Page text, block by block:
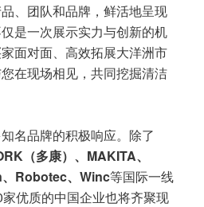
品、团队和品牌，鲜活地呈现
是一次展示实力与创新的机
面对面、高效拓展大洋洲市
在现场相见，共同挖掘清洁
名品牌的积极响应。除了
（多康）、MAKITA、
Robotec、Winc等国际一线
优质的中国企业也将齐聚现